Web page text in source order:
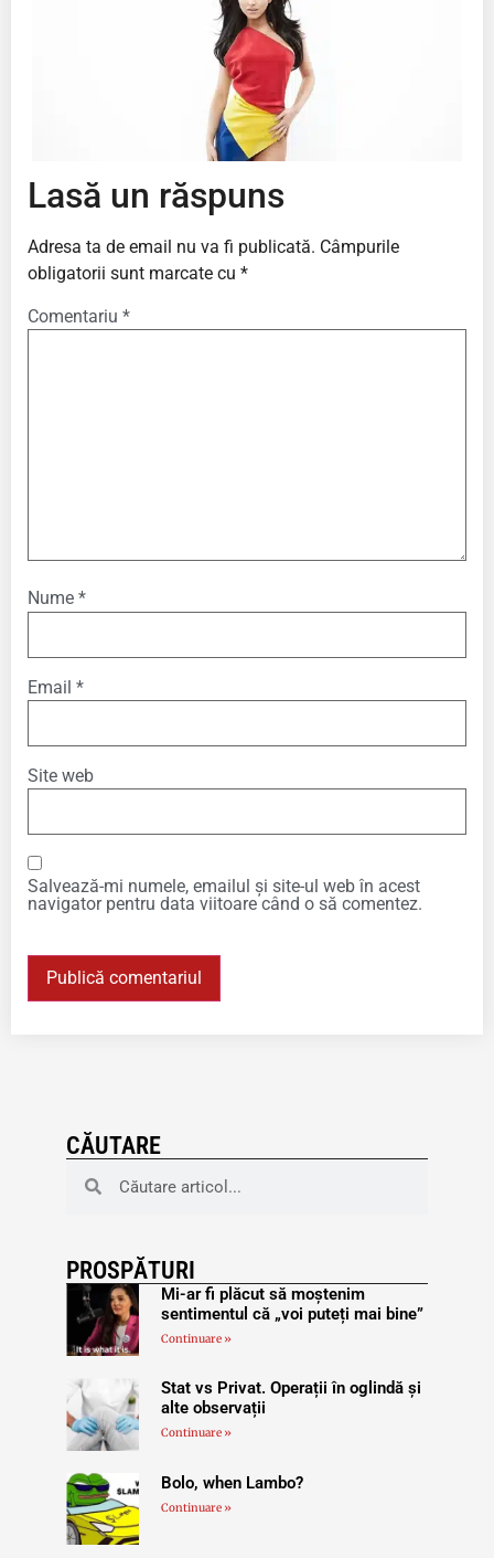
Lasă un răspuns
Adresa ta de email nu va fi publicată. Câmpurile
obligatorii sunt marcate cu *
Comentariu *
Nume *
Email *
Site web
Salvează-mi numele, emailul și site-ul web în acest
navigator pentru data viitoare când o să comentez.
CĂUTARE
PROSPĂTURI
Mi-ar fi plăcut să moștenim
sentimentul că „voi puteți mai bine”
Continuare »
Stat vs Privat. Operații în oglindă și
alte observații
Continuare »
Bolo, when Lambo?
Continuare »